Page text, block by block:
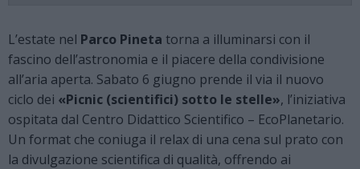
L’estate nel Parco Pineta torna a illuminarsi con il
fascino dell’astronomia e il piacere della condivisione
all’aria aperta. Sabato 6 giugno prende il via il nuovo
ciclo dei «Picnic (scientifici) sotto le stelle», l’iniziativa
ospitata dal Centro Didattico Scientifico – EcoPlanetario.
Un format che coniuga il relax di una cena sul prato con
la divulgazione scientifica di qualità, offrendo ai